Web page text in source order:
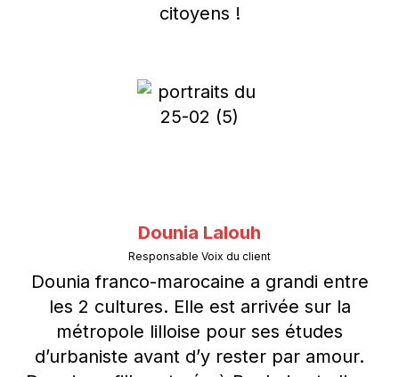
citoyens !
Dounia Lalouh
Responsable Voix du client
Dounia franco-marocaine a grandi entre
les 2 cultures. Elle est arrivée sur la
métropole lilloise pour ses études
d’urbaniste avant d’y rester par amour.